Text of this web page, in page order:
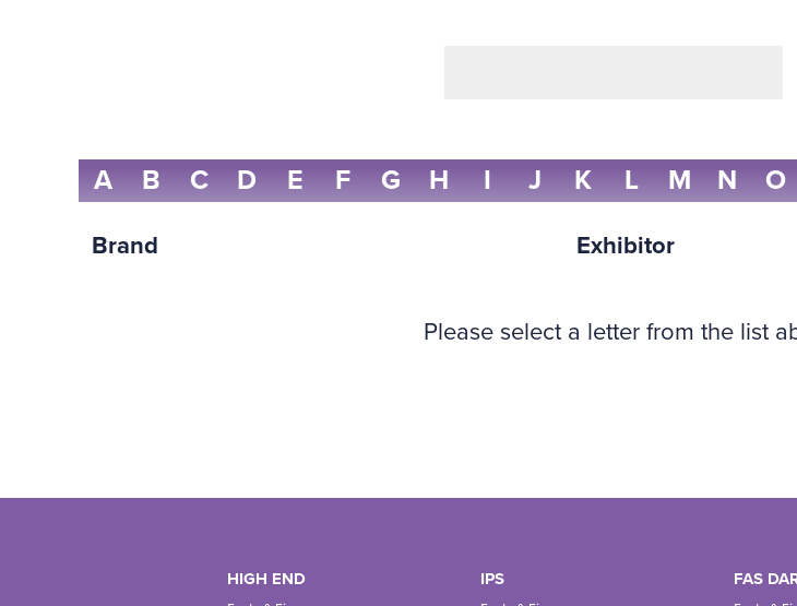
A B C D E F G H I J K L M N O
Brand Exhibitor
Please select a letter from the list
HIGH END
IPS
FAS